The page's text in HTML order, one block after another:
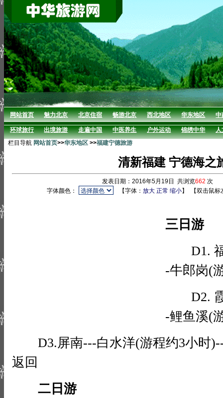
网站首页 魅力北京 北京住宿 畅游北京 西北地区 华东地区 中
环球旅行 出境旅游 走遍中国 中医养生 户外运动 锦绣中华
人
栏目导航 网站首页>>华东地区 >>福建宁德旅游
清新福建 宁德海之
发表日期：2016年5月19日 共浏览662 次
字体颜色：
【字体：放大 正常 缩小】 【双击鼠
三日游
D1. 福
-牛郎岗(
D2. 霞
-鲤鱼溪(
D3.屏南---白水洋(游程约3小时
返回
二日游